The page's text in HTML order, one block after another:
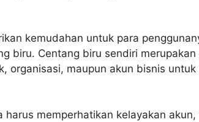
kemudahan untuk para
biru. Centang biru sendiri
organisasi, maupun akun bisnis untuk
harus memperhatikan kelayakan